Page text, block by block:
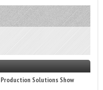
Solutions Show